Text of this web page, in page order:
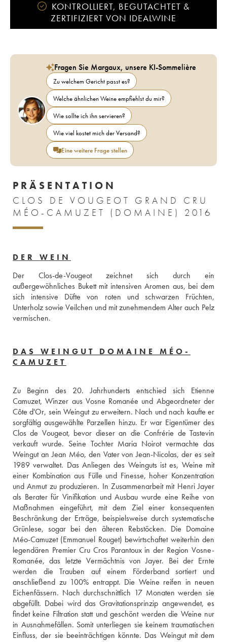
KONTROLLIERT, BEGUTACHTET &
ZERTIFIZIERT VON IDEALWINE
Fragen Sie Margaux, unsere KI-Sommelière
Zu welchem Gericht passt es?
Welche ähnlichen Weine empfiehlst du mir?
Wie sollte ich ihn servieren?
Wie viel kostet mich der Versand?
Eine weitere Frage stellen
PRÄSENTATION
CLOS DE VOUGEOT GRAND CRU
MÉO-CAMUZET (DOMAINE) 2016
DER WEIN
Der Clos-de-Vougeot zeichnet sich durch ein
außergewöhnliches Bukett mit intensiven Aromen aus, bei dem
sich intensive Düfte von roten und schwarzen Früchten,
Unterholz sowie Veilchen und mit zunehmendem Alter auch Pelz
vermischen.
DAS WEINGUT DOMAINE MÉO-
CAMUZET
Zu Beginn des 20. Jahrhunderts entschied sich Etienne
Camuzet, Winzer aus Vosne Romanée und Abgeordneter der
Côte d'Or, sein Weingut zu erweitern. Nach und nach kaufte er
sorgfältig ausgewählte Parzellen hinzu. Er war Eigentümer des
Clos de Vougeot, bevor dieser an die Confrérie de Tastevin
verkauft wurde. Seine Tochter Maria Noirot vermachte das
Weingut an Jean Méo, den Vater von Jean-Nicolas, der es seit
1989 verwaltet. Das Anliegen des Weinguts ist es, Weine mit
einer Kombination aus Fülle und Finesse, hoher Konzentration
und Anmut zu produzieren. In Zusammenarbeit mit Henri Jayer
als Berater für Vinifikation und Ausbau wurde eine Reihe von
Maßnahmen eingeführt, mit dem Ziel einer konsequenten
Beschränkung der Erträge, beispielsweise durch systematische
Grünlese, sogar bei den älteren Rebstöcken. Die Domaine
Méo-Camuzet (Emmanuel Rouget) bewirtschaftet weiterhin den
legendären Premier Cru Cros Parantoux in der Region Vosne-
Romanée, das letzte Vermächtnis von Jayer. Bei der Ernte
werden die Trauben auf einem Förderband sortiert und
anschließend zu 100% entrappt. Die Weine reifen in neuen
Eichenfässern. Nach durchschnittlich 17 Monaten werden sie
abgefüllt. Dabei wird das Gravitationsprinzip angewendet, es
findet keine Filtration statt und geschönt werden die Weine nur
in Ausnahmefällen. Somit unterliegen sie keinem traumatischen
Einfluss, der sie beeinträchtigen könnte. Das Weingut mit dem